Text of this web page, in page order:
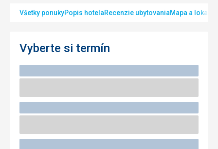
Všetky ponukyPopis hotelaRecenzie ubytovaniaMapa a lokalita
Vyberte si termín